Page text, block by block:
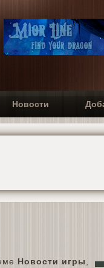
Новости
Новости игры